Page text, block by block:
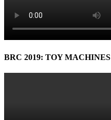
BRC 2019: TOY MACHINES